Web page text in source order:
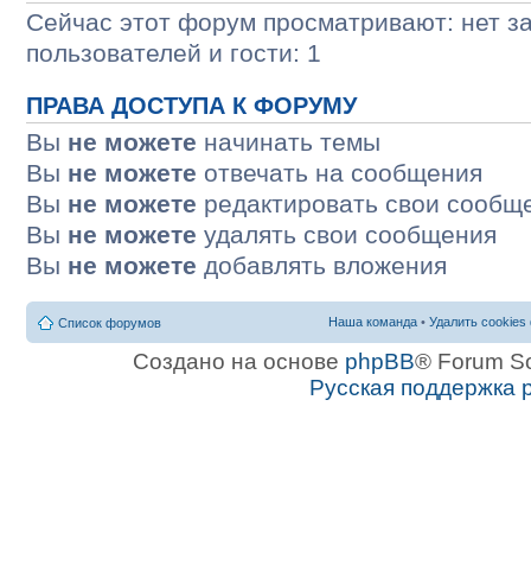
Сейчас этот форум просматривают: нет
пользователей и гости: 1
ПРАВА ДОСТУПА К ФОРУМУ
Вы не можете начинать темы
Вы не можете отвечать на сообщения
Вы не можете редактировать свои
Вы не можете удалять свои сообщения
Вы не можете добавлять вложения
Список форумов Наша команда • Удалить
Создано на основе phpBB® Forum
Русская поддержка